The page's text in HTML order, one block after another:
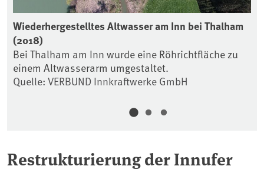
Wiederhergestelltes Altwasser am Inn bei Thalham
(2018)
Bei Thalham am Inn wurde eine Röhrichtfläche zu
einem Altwasserarm umgestaltet.
Quelle: VERBUND Innkraftwerke GmbH
Restrukturierung der Innufer